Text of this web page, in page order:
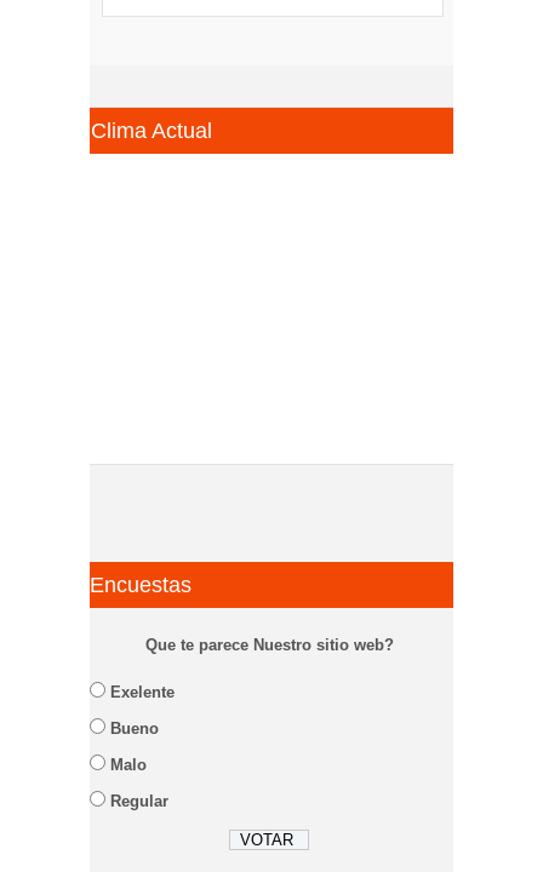
Clima Actual
Encuestas
Que te parece Nuestro sitio web?
Exelente
Bueno
Malo
Regular